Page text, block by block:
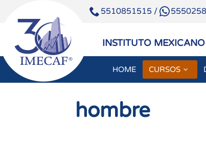
5510851515 /
INSTITUTO
HOME CURSOS
hombre